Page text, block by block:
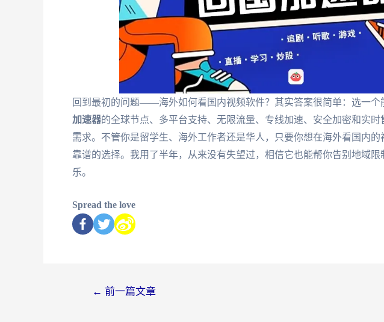
回到最初的问题——海外如何看国内视频软件？其实答案很简单：选一个
加速器的全球节点、多平台支持、无限流量、专线加速、安全加密和实
需求。不管你是留学生、海外工作者还是华人，只要你想在海外看国内的
靠谱的选择。我用了半年，从来没有失望过，相信它也能帮你告别地域
乐。
Spread the love
← 前一篇文章